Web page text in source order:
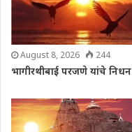
August 8, 2026 244
भागीरथीबाई परजणे यांचे निधन